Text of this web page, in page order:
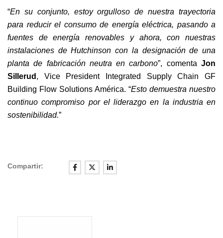
“En su conjunto, estoy orgulloso de nuestra trayectoria
para reducir el consumo de energía eléctrica, pasando a
fuentes de energía renovables y ahora, con nuestras
instalaciones de Hutchinson con la designación de una
planta de fabricación neutra en carbono”, comentaJon
Sillerud , Vice President Integrated Supply Chain GF
Building Flow Solutions América. “Esto demuestra nuestro
continuo compromiso por el liderazgo en la industria en
sostenibilidad.”
Compartir: